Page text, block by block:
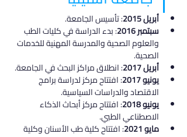
أبريل 2015
: تأسيس الجامعة.
سبتمبر 2016
: بدء الدراسة في كليات الطب
والعلوم الصحية والمدرسة المهنية للخدمات
الصحية.
أبريل 2017
: انطلاق مراكز البحث في الجامعة.
يونيو 2017
: افتتاح مركز لدراسة برامج
الاقتصاد والدراسات السياسية.
يونيو 2018
: افتتاح مركز أبحاث الذكاء
الاصطناعي الطبي.
مايو 2021
: افتتاح كلية طب الأسنان وكلية